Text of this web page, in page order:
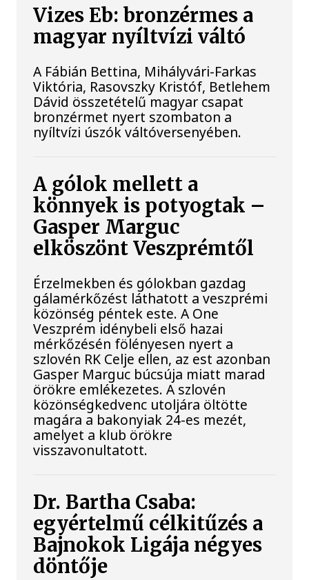
Vizes Eb: bronzérmes a
magyar nyíltvízi váltó
A Fábián Bettina, Mihályvári-Farkas
Viktória, Rasovszky Kristóf, Betlehem
Dávid összetételű magyar csapat
bronzérmet nyert szombaton a
nyíltvízi úszók váltóversenyében.
A gólok mellett a
könnyek is potyogtak –
Gasper Marguc
elköszönt Veszprémtől
Érzelmekben és gólokban gazdag
gálamérkőzést láthatott a veszprémi
közönség péntek este. A One
Veszprém idénybeli első hazai
mérkőzésén fölényesen nyert a
szlovén RK Celje ellen, az est azonban
Gasper Marguc búcsúja miatt marad
örökre emlékezetes. A szlovén
közönségkedvenc utoljára öltötte
magára a bakonyiak 24-es mezét,
amelyet a klub örökre
visszavonultatott.
Dr. Bartha Csaba:
egyértelmű célkitűzés a
Bajnokok Ligája négyes
döntője